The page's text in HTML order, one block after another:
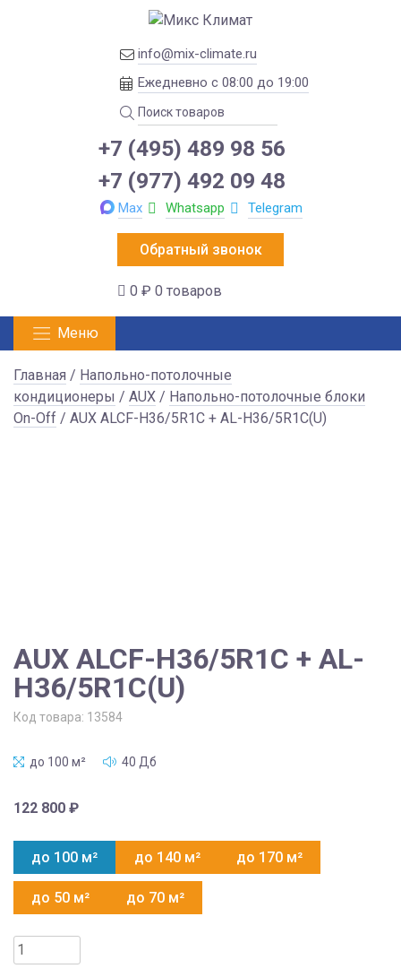
info@mix-climate.ru
Ежедневно с 08:00 до 19:00
+7 (495) 489 98 56
+7 (977) 492 09 48
Max Whatsapp Telegram
Обратный звонок
0 ₽ 0 товаров
Меню
Главная / Напольно-потолочные
кондиционеры / AUX / Напольно-потолочные блоки
On-Off / AUX ALCF-H36/5R1C + AL-H36/5R1C(U)
AUX ALCF-H36/5R1C + AL-
H36/5R1C(U)
Код товара: 13584
до 100 м² 40 Дб
122 800 ₽
до 100 м² до 140 м² до 170 м²
до 50 м² до 70 м²
Количество
товара